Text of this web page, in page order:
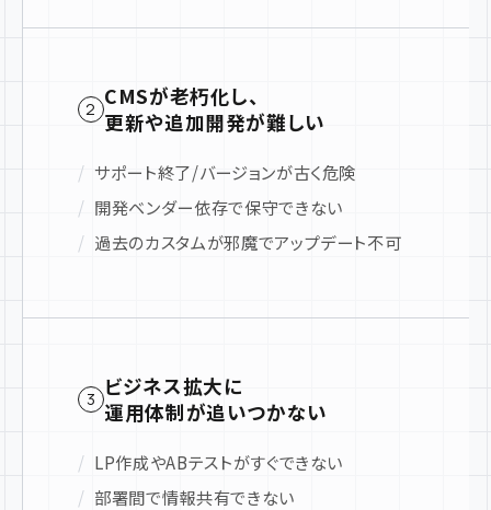
2 CMSが老朽化し、
更新や追加開発が難しい
サポート終了/バージョンが古く危険
開発ベンダー依存で保守できない
過去のカスタムが邪魔でアップデート不可
3 ビジネス拡大に
運用体制が追いつかない
LP作成やABテストがすぐできない
部署間で情報共有できない